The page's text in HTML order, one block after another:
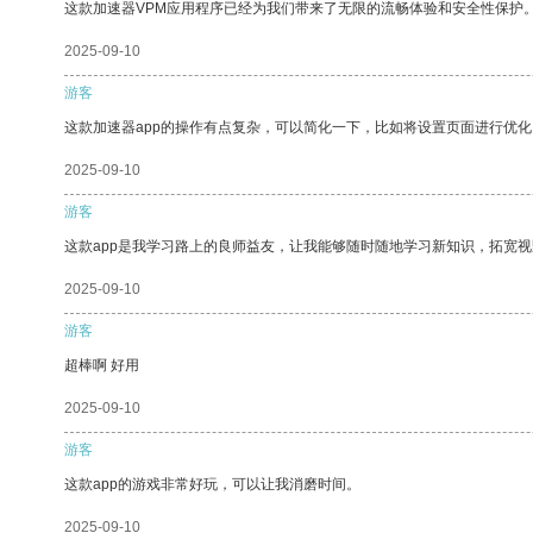
这款加速器VPM应用程序已经为我们带来了无限的流畅体验和安全性保护。
2025-09-10
游客
这款加速器app的操作有点复杂，可以简化一下，比如将设置页面进行优化
2025-09-10
游客
这款app是我学习路上的良师益友，让我能够随时随地学习新知识，拓宽视
2025-09-10
游客
超棒啊 好用
2025-09-10
游客
这款app的游戏非常好玩，可以让我消磨时间。
2025-09-10